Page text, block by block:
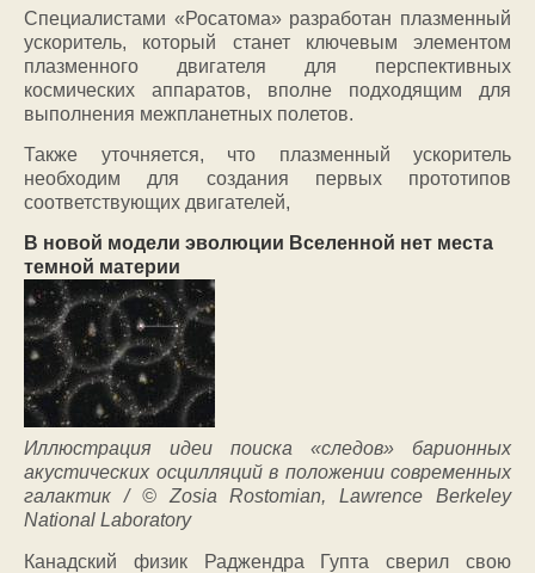
Специалистами «Росатома» разработан плазменный
ускоритель, который станет ключевым элементом
плазменного двигателя для перспективных
космических аппаратов, вполне подходящим для
выполнения межпланетных полетов.
Также уточняется, что плазменный ускоритель
необходим для создания первых прототипов
соответствующих двигателей,
В новой модели эволюции Вселенной нет места
темной материи
Иллюстрация идеи поиска «следов» барионных
акустических осцилляций в положении современных
галактик / © Zosia Rostomian, Lawrence Berkeley
National Laboratory
Канадский физик Раджендра Гупта сверил свою